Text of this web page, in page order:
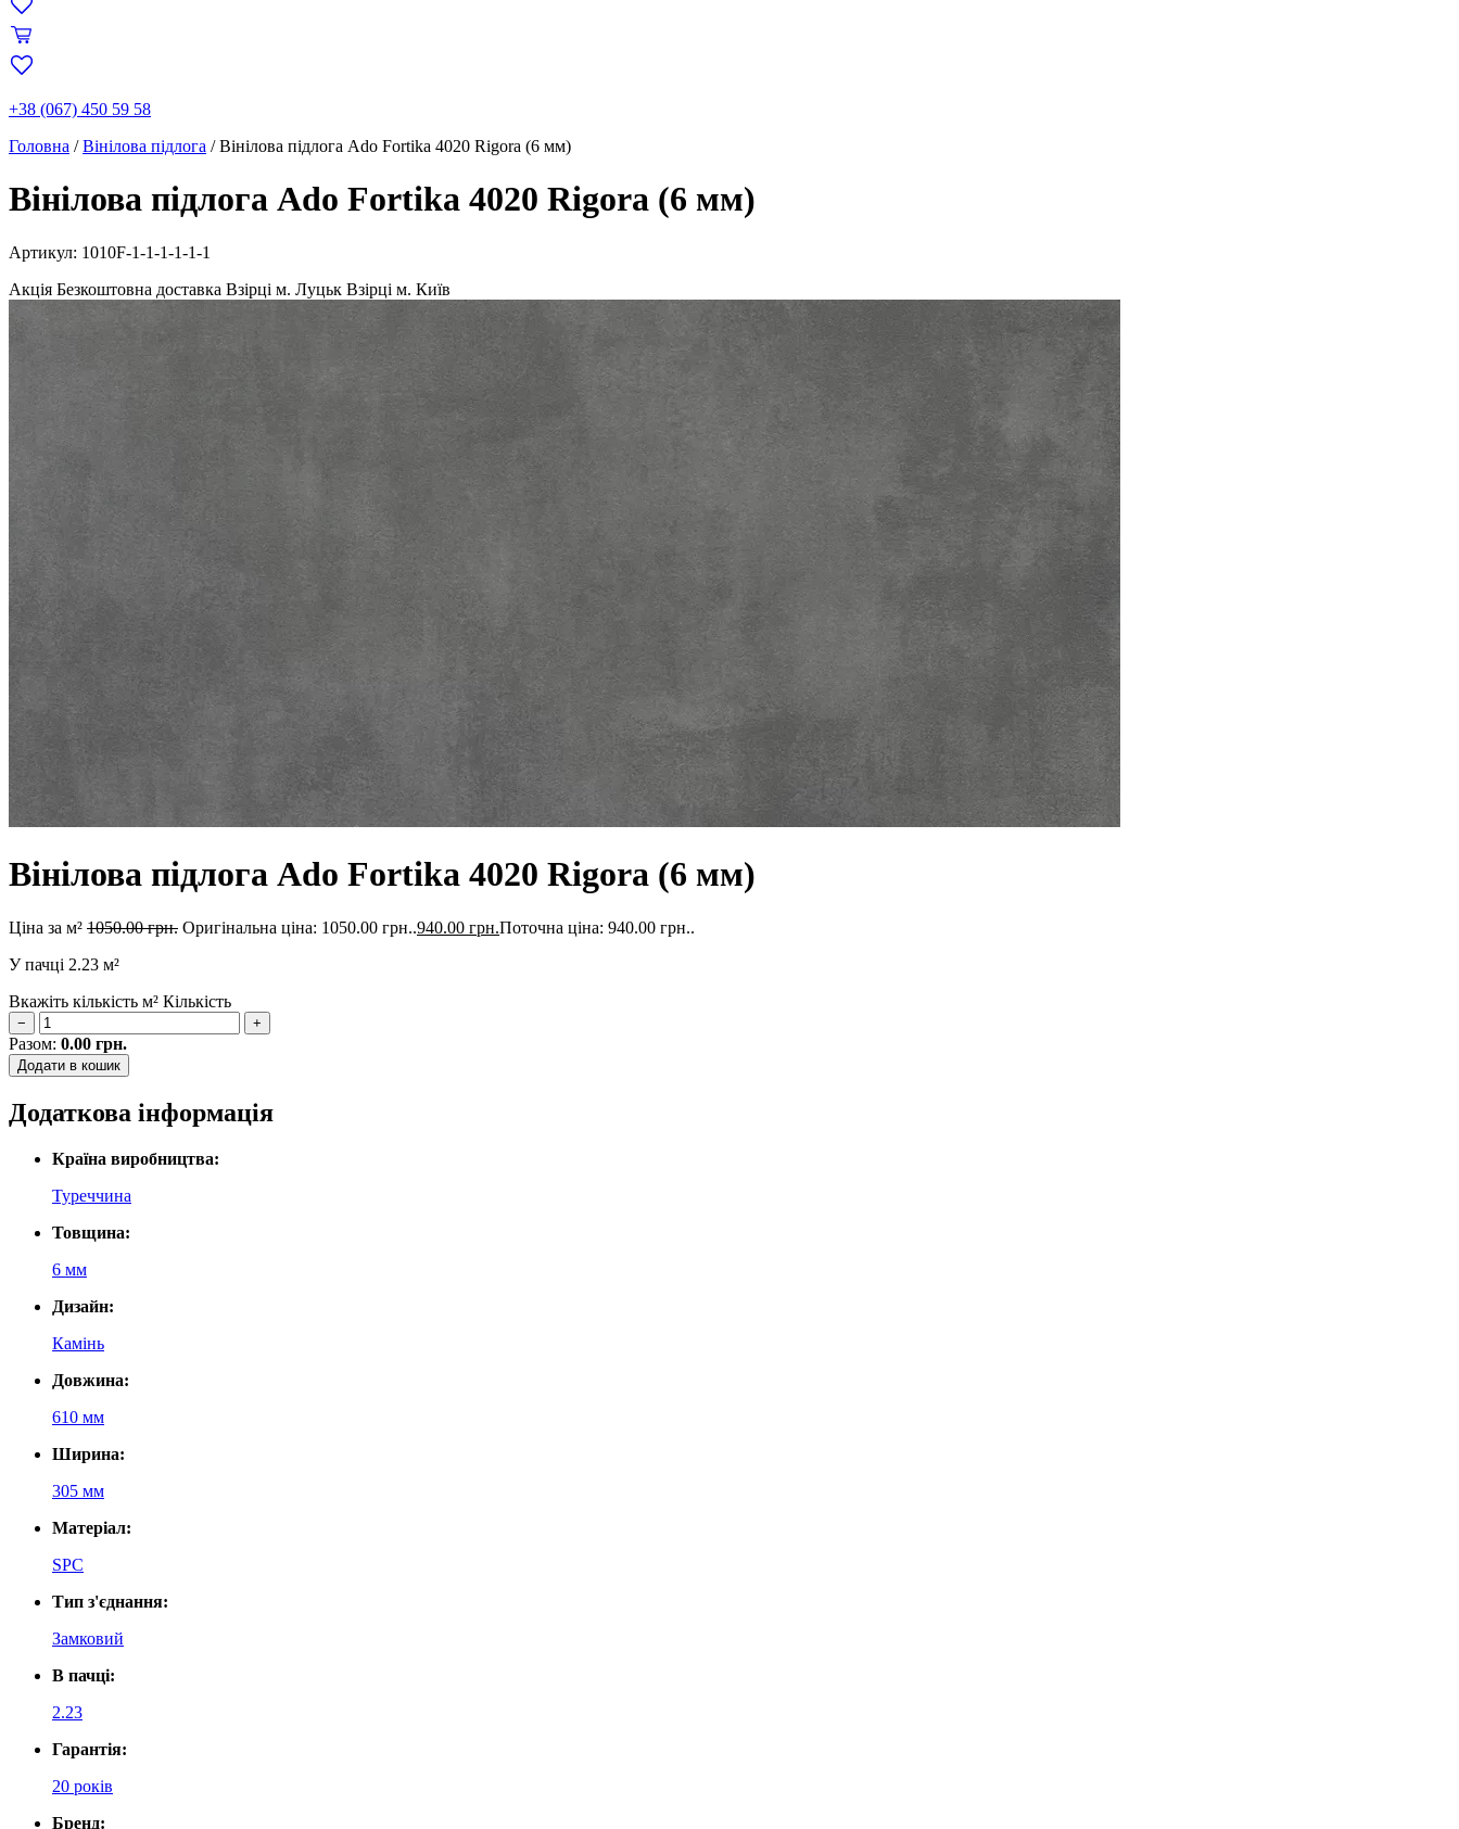
+38 (067) 450 59 58
Головна /Вінілова підлога /Вінілова підлога Ado Fortika 4020 Rigora (6 мм)
Вінілова підлога Ado Fortika 4020 Rigora (6 мм)
Артикул: 1010F-1-1-1-1-1-1
Акція Безкоштовна доставка Взірці м. Луцьк Взірці м. Київ
Вінілова підлога Ado Fortika 4020 Rigora (6 мм)
Ціна за м² 1050.00грн. Оригінальна ціна: 1050.00 грн..940.00 грн.Поточна ціна: 940.00 грн..
У пачці 2.23 м²
Вкажіть кількість м² Кількість
− +
Разом: 0.00 грн.
Додати в кошик
Додаткова інформація
Країна виробництва:
Туреччина
Товщина:
6 мм
Дизайн:
Камінь
Довжина:
610 мм
Ширина:
305 мм
Матеріал:
SPC
Тип з'єднання:
Замковий
В пачці:
2.23
Гарантія:
20 років
Бренд: